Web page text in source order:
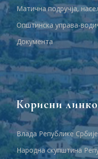
Матична подручја,
Општинска управа-
Документа
Корисни
Влада Републике Србије
Народна скупштина